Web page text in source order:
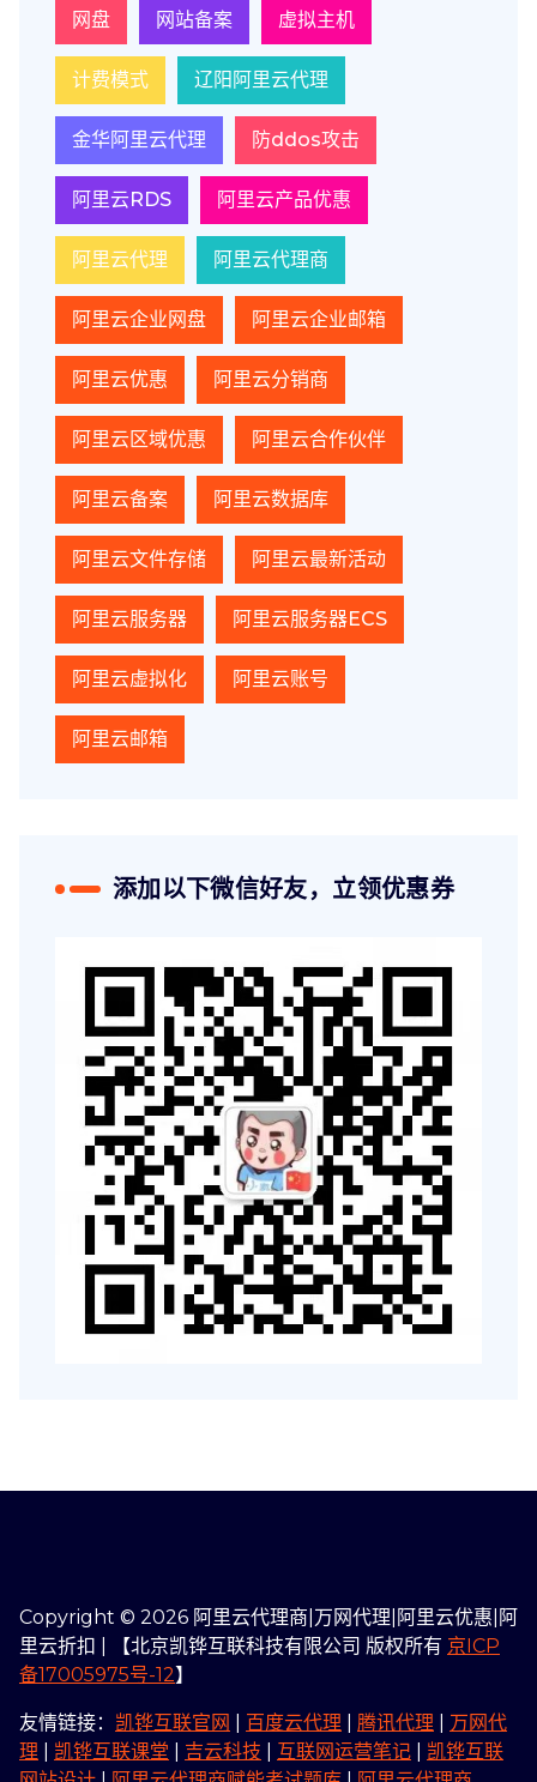
网盘 网站备案 虚拟主机
计费模式 辽阳阿里云代理
金华阿里云代理 防ddos攻击
阿里云RDS 阿里云产品优惠
阿里云代理 阿里云代理商
阿里云企业网盘 阿里云企业邮箱
阿里云优惠 阿里云分销商
阿里云区域优惠 阿里云合作伙伴
阿里云备案 阿里云数据库
阿里云文件存储 阿里云最新活动
阿里云服务器 阿里云服务器ECS
阿里云虚拟化 阿里云账号
阿里云邮箱
添加以下微信好友，立领优惠券
Copyright © 2026 阿里云代理商|万网代理|阿里云优惠|阿
里云折扣 | 【北京凯铧互联科技有限公司 版权所有 京ICP
备17005975号-12】
友情链接： 凯铧互联官网 百度云代理 腾讯代理
万网代
理
凯铧互联课堂 吉云科技 互联网运营笔记
凯铧互联